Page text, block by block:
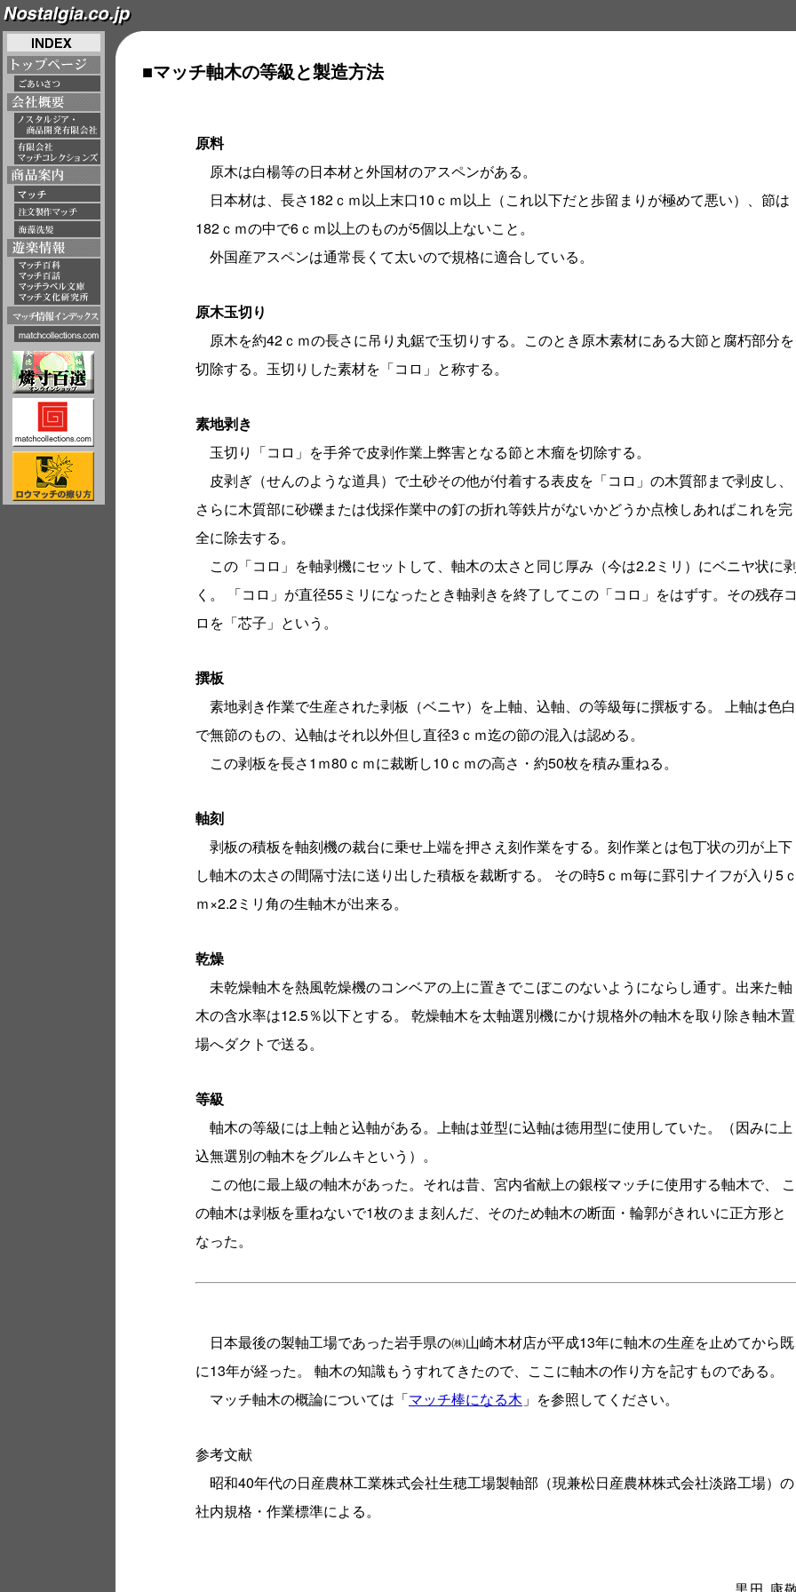
■マッチ軸木の等級と製造方法
原料
原木は白楊等の日本材と外国材のアスペンがある。
日本材は、長さ182ｃｍ以上末口10ｃｍ以上（これ以下だと歩留まりが極めて悪い）、節は
182ｃｍの中で6ｃｍ以上のものが5個以上ないこと。
外国産アスペンは通常長くて太いので規格に適合している。
原木玉切り
原木を約42ｃｍの長さに吊り丸鋸で玉切りする。このとき原木素材にある大節と腐朽部分を
切除する。玉切りした素材を「コロ」と称する。
素地剥き
玉切り「コロ」を手斧で皮剥作業上弊害となる節と木瘤を切除する。
皮剥ぎ（せんのような道具）で土砂その他が付着する表皮を「コロ」の木質部まで剥皮し、
さらに木質部に砂礫または伐採作業中の釘の折れ等鉄片がないかどうか点検しあればこれを完
全に除去する。
この「コロ」を軸剥機にセットして、軸木の太さと同じ厚み（今は2.2ミリ）にベニヤ状に
く。 「コロ」が直径55ミリになったとき軸剥きを終了してこの「コロ」をはずす。その残存
ロを「芯子」という。
撰板
素地剥き作業で生産された剥板（ベニヤ）を上軸、込軸、の等級毎に撰板する。 上軸は色白
で無節のもの、込軸はそれ以外但し直径3ｃｍ迄の節の混入は認める。
この剥板を長さ1ｍ80ｃｍに裁断し10ｃｍの高さ・約50枚を積み重ねる。
軸刻
剥板の積板を軸刻機の裁台に乗せ上端を押さえ刻作業をする。刻作業とは包丁状の刃が上下
し軸木の太さの間隔寸法に送り出した積板を裁断する。 その時5ｃｍ毎に罫引ナイフが入り5
ｍ×2.2ミリ角の生軸木が出来る。
乾燥
未乾燥軸木を熱風乾燥機のコンベアの上に置きでこぼこのないようにならし通す。出来た軸
木の含水率は12.5％以下とする。 乾燥軸木を太軸選別機にかけ規格外の軸木を取り除き軸木置
場へダクトで送る。
等級
軸木の等級には上軸と込軸がある。上軸は並型に込軸は徳用型に使用していた。（因みに上
込無選別の軸木をグルムキという）。
この他に最上級の軸木があった。それは昔、宮内省献上の銀桜マッチに使用する軸木で、 こ
の軸木は剥板を重ねないで1枚のまま刻んだ、そのため軸木の断面・輪郭がきれいに正方形と
なった。
日本最後の製軸工場であった岩手県の㈱山崎木材店が平成13年に軸木の生産を止めてから既
に13年が経った。 軸木の知識もうすれてきたので、ここに軸木の作り方を記すものである。
マッチ軸木の概論については「マッチ棒になる木 」を参照してください。
参考文献
昭和40年代の日産農林工業株式会社生穂工場製軸部（現兼松日産農林株式会社淡路工場）の
社内規格・作業標準による。